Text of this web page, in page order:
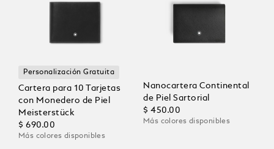
Personalización Gratuita
Cartera para 10 Tarjetas
con Monedero de Piel
Meisterstück
$ 690.00
Más colores disponibles
Nanocartera Continental
de Piel Sartorial
$ 450.00
Más colores disponibles